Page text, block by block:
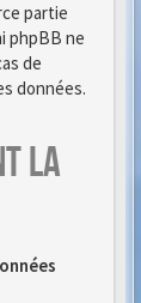
partie
phpBB ne
de
données.
la